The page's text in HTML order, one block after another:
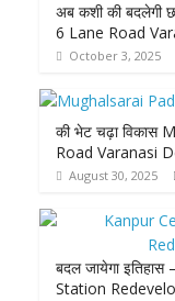
अब कशी की बदलेगी
6 Lane Road
October 3, 2025
की भेट चढ़ा विकास
Road Varanasi
August 30, 2025
बदल जायेगा
Station